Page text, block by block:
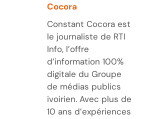
Cocora
Constant Cocora est
le journaliste de RTI
Info, l’offre
d’information 100%
digitale du Groupe
de médias publics
ivoirien. Avec plus de
10 ans d’expériences